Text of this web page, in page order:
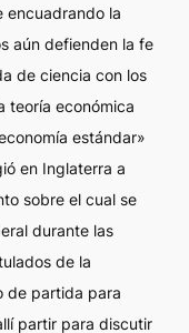
encuadrando la
aún defienden la fe
de ciencia con los
teoría económica
estándar»
en Inglaterra a
sobre el cual se
durante las
de la
de partida para
partir para discutir